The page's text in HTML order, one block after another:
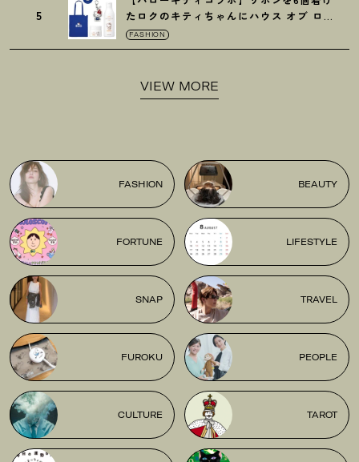
5
たロクのキティちゃんにハウス オブ ロー
ゼの限定パケも
FASHION
VIEW MORE
FASHION BEAUTY
FORTUNE LIFESTYLE
SNAP TRAVEL
FUROKU PEOPLE
CULTURE TAROT